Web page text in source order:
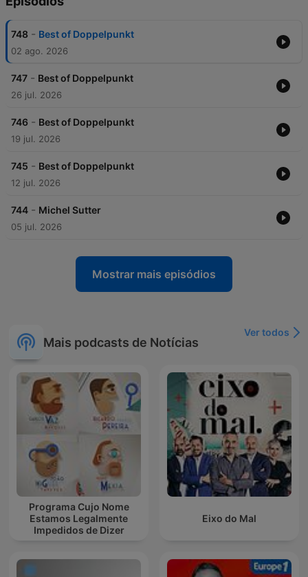
748 - Best of Doppelpunkt
02 ago. 2026
747 - Best of Doppelpunkt
26 jul. 2026
746 - Best of Doppelpunkt
19 jul. 2026
745 - Best of Doppelpunkt
12 jul. 2026
744 - Michel Sutter
05 jul. 2026
Mostrar mais episódios
Mais podcasts de Notícias
Ver todos
Programa Cujo Nome
Estamos Legalmente
Impedidos de Dizer
Eixo do Mal